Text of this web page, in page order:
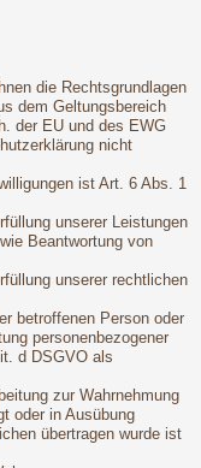
die Rechtsgrundlagen
dem Geltungsbereich
der EU und des EWG
nicht
ist Art. 6 Abs. 1
unserer Leistungen
Beantwortung von
unserer rechtlichen
betroffenen Person oder
personenbezogener
d DSGVO als
zur Wahrnehmung
oder in Ausübung
übertragen wurde ist